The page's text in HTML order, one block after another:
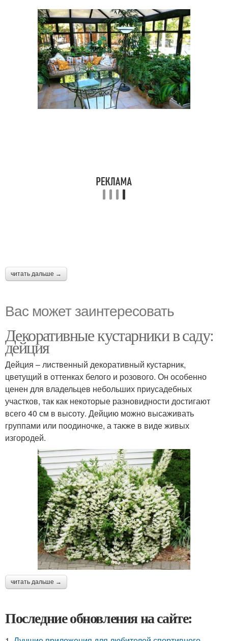
читать дальше →
Вас может заинтересовать
Декоративные кустарники в саду:
дейция
Дейция – лиственный декоративный кустарник,
цветущий в оттенках белого и розового. Он особенно
ценен для владельцев небольших приусадебных
участков, так как некоторые разновидности достигают
всего 40 см в высоту. Дейцию можно высаживать
группами или поодиночке, а также в виде живых
изгородей.
читать дальше →
Последние обновления на сайте: